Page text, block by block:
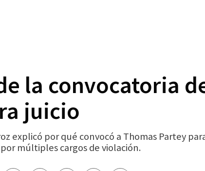
la convocatoria
juicio
explicó por qué convocó a Thomas Partey
múltiples cargos de violación.